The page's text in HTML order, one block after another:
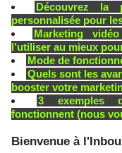
Découvrez la puissance de la publicité vidéo
personnalisée pour
Marketing
l’utiliser au mieux
Mode de
Quels sont les
booster votre
3 exemples
fonctionnent (nous
Bienvenue à